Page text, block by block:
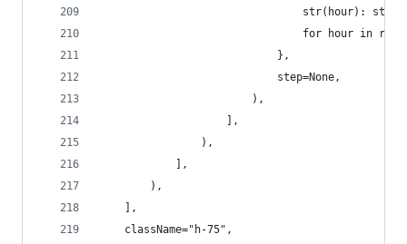
str(hour):
for hour in
                            },
                            step=None,
                        ),
                    ],
                ),
            ],
        ),
    ],
    className="h-75",